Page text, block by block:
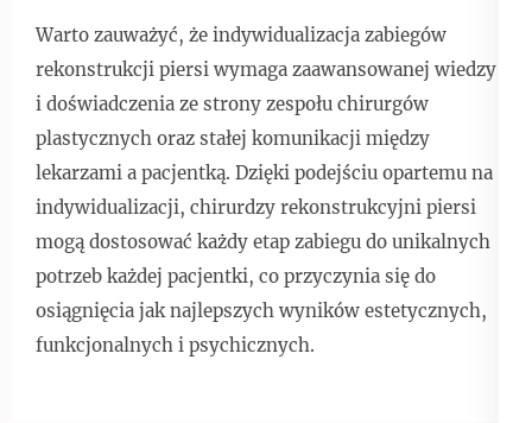
Warto zauważyć, że indywidualizacja zabiegów
rekonstrukcji piersi wymaga zaawansowanej wiedzy
i doświadczenia ze strony zespołu chirurgów
plastycznych oraz stałej komunikacji między
lekarzami a pacjentką. Dzięki podejściu opartemu na
indywidualizacji, chirurdzy rekonstrukcyjni piersi
mogą dostosować każdy etap zabiegu do unikalnych
potrzeb każdej pacjentki, co przyczynia się do
osiągnięcia jak najlepszych wyników estetycznych,
funkcjonalnych i psychicznych.